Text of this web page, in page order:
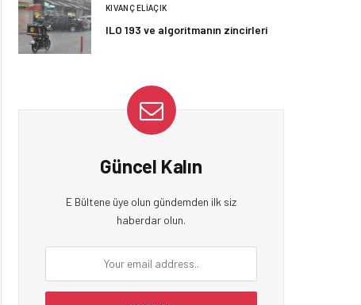
KIVANÇ ELIAÇIK
ILO 193 ve algoritmanın zincirleri
Güncel Kalın
E Bültene üye olun gündemden ilk siz
haberdar olun.